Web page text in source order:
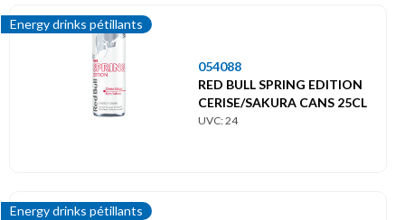
Energy drinks pétillants
054088
RED BULL SPRING EDITION
CERISE/SAKURA CANS 25CL
UVC: 24
Energy drinks pétillants